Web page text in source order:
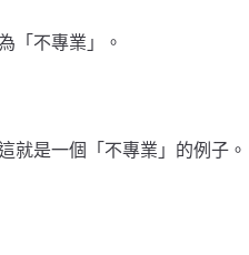
「不專業」。
就是一個「不專業」的例子。